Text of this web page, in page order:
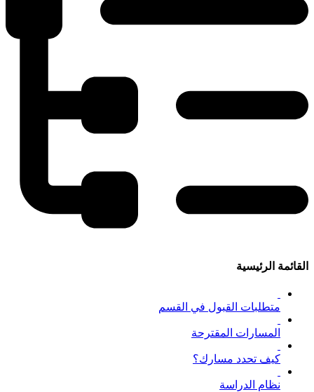
القائمة الرئيسية
متطلبات القبول في القسم
المسارات المقترحة
كيف تحدد مسارك؟
نظام الدراسة